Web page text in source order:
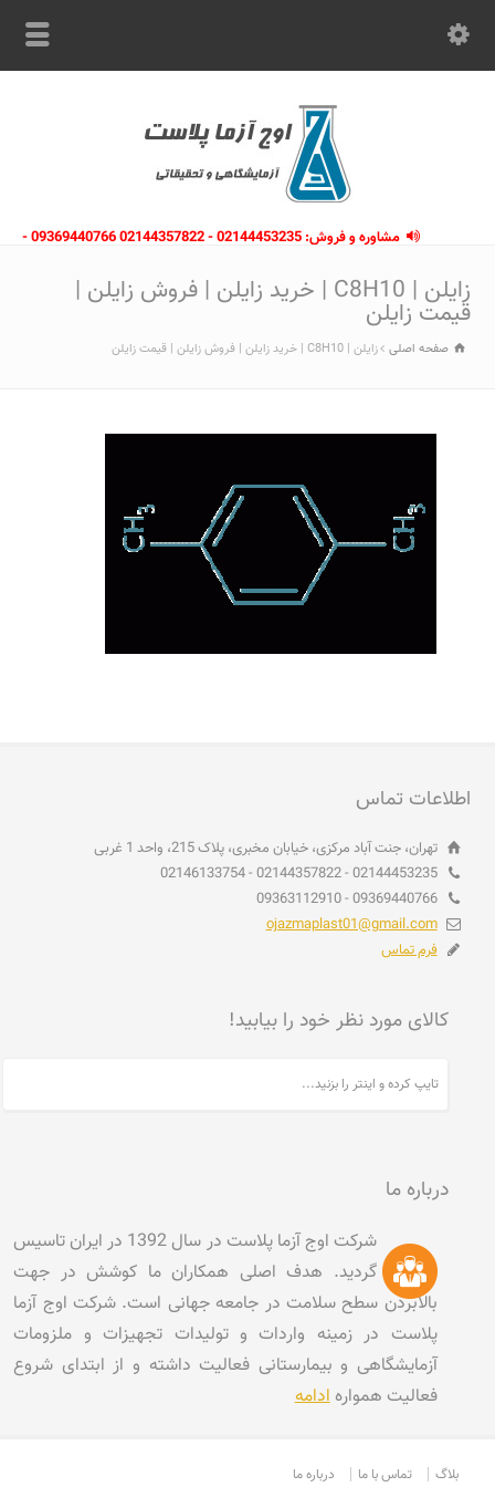
مشاوره و فروش: 02144453235 - 02144357822 09369440766 -
زایلن | C8H10 | خرید زایلن | فروش زایلن |
قیمت زایلن
صفحه اصلی زایلن | C8H10 | خرید زایلن | فروش زایلن | قیمت زایلن
اطلاعات تماس
تهران، جنت آباد مرکزی، خیابان مخبری، پلاک 215، واحد 1 غربی
02144453235 - 02144357822 - 02146133754
09369440766 - 09363112910
ojazmaplast01@gmail.com
فرم تماس
کالای مورد نظر خود را بیابید!
درباره ما
شرکت اوج آزما پلاست در سال 1392 در ایران تاسیس
گردید. هدف اصلی همکاران ما کوشش در جهت
بالابردن سطح سلامت در جامعه جهانی است. شرکت اوج آزما
پلاست در زمینه واردات و تولیدات تجهیزات و ملزومات
آزمایشگاهی و بیمارستانی فعالیت داشته و از ابتدای شروع
فعالیت هموارهادامه
درباره ما تماس با ما بلاگ